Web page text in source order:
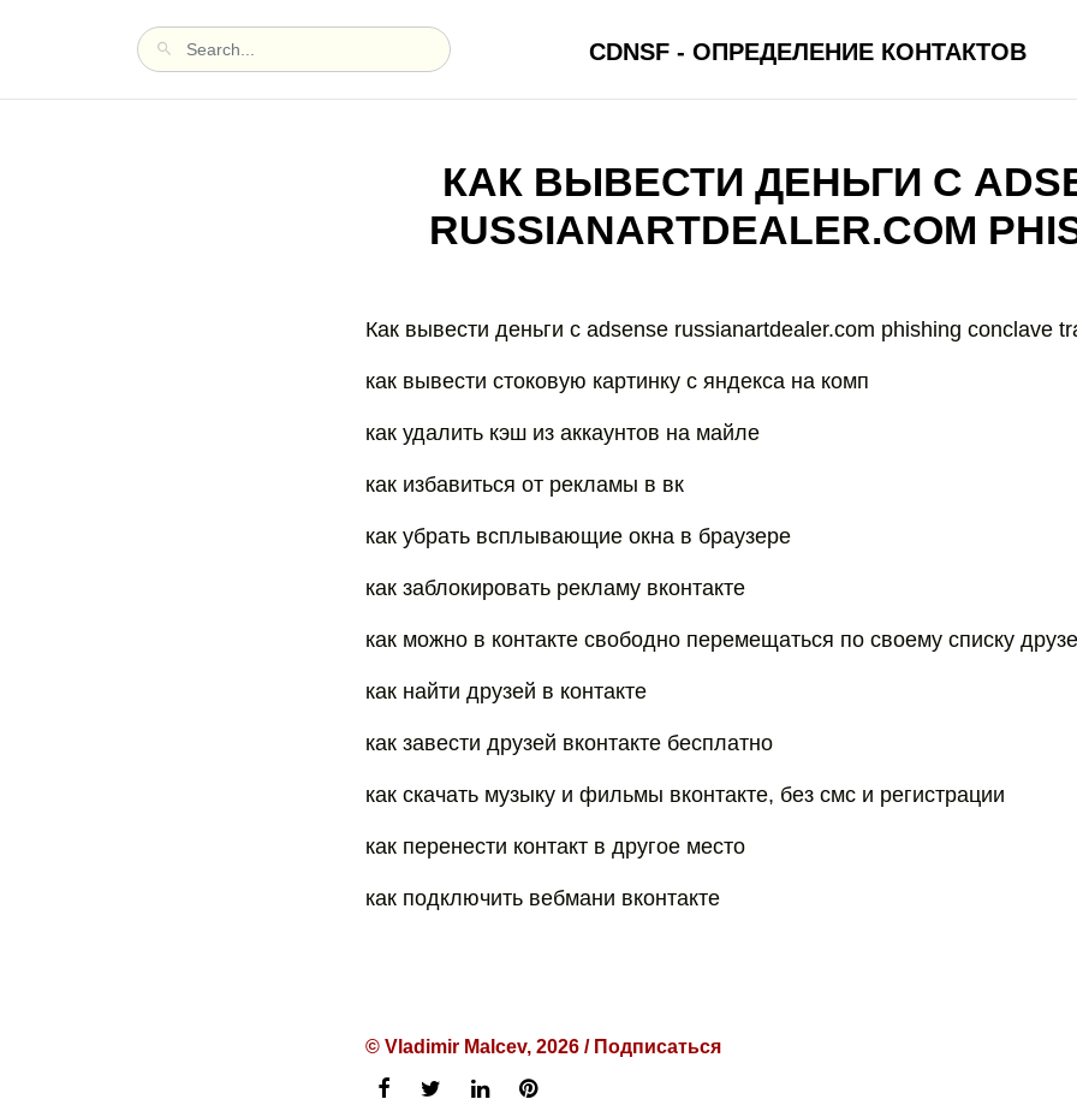
CDNSF - ОПРЕДЕЛЕНИЕ КОНТАКТОВ
КАК ВЫВЕСТИ ДЕНЬГИ С
RUSSIANARTDEALER.COM
Как вывести деньги с adsense russianartdealer.com phishing conclave
как вывести стоковую картинку с яндекса на комп
как удалить кэш из аккаунтов на майле
как избавиться от рекламы в вк
как убрать всплывающие окна в браузере
как заблокировать рекламу вконтакте
как можно в контакте свободно перемещаться по своему списку
как найти друзей в контакте
как завести друзей вконтакте бесплатно
как скачать музыку и фильмы вконтакте, без смс и регистрации
как перенести контакт в другое место
как подключить вебмани вконтакте
© Vladimir Malcev, 2026 / Подписаться